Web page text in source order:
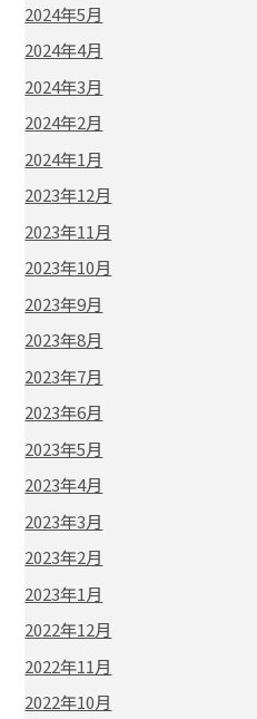
2024年5月
2024年4月
2024年3月
2024年2月
2024年1月
2023年12月
2023年11月
2023年10月
2023年9月
2023年8月
2023年7月
2023年6月
2023年5月
2023年4月
2023年3月
2023年2月
2023年1月
2022年12月
2022年11月
2022年10月